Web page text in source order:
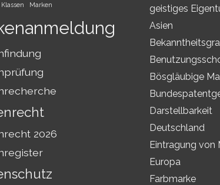
Klassen Marken
2026
geistiges
Asien
Bösgläubige
Darstellbarkeit
Deutschland
Eintragung von
Europa
Farbmarke